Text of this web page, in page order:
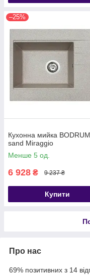
–25%
Кухонна мийка
sand Miraggio
Менше 5 од.
6 928 ₴ 9 237 ₴
Купити
Про нас
69% позитивних з 14